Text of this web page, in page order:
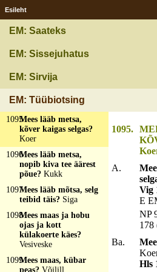
Esileht
EM: Saateks
EM: Sissejuhatus
EM: Sirvija
EM: Tüübiotsing
sarved peas
1093Mees lähäb metsa,
Arbeiter mit dem
Trinkgeschirr auf dem
Mees lähäb metsa,
teeb ilma vardata
kuhja?Sittahunnik
1095Mees lääb metsa,
kõver kaigas selgas?
Koer
1096Mees lääb metsa,
nopib kiva tee äärest
põue? Kukk
1097Mees lääb mõtsa, selg
teibid täis? Siga
1098Mees maas ja hobu
ojas ja kott
külakoerte käes?
Vesiveske
1099Mees maas, kübar
peas? Võilill
1095.
A.
Vig
E
NP
178
Ba.
Hls